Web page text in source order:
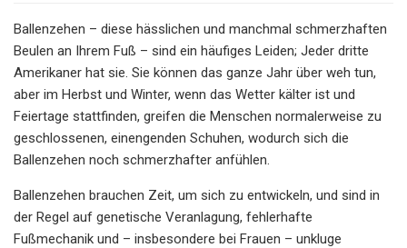
Ballenzehen – diese hässlichen und manchmal schmerzhaften
Beulen an Ihrem Fuß – sind ein häufiges Leiden; Jeder dritte
Amerikaner hat sie. Sie können das ganze Jahr über weh tun,
aber im Herbst und Winter, wenn das Wetter kälter ist und
Feiertage stattfinden, greifen die Menschen normalerweise zu
geschlossenen, einengenden Schuhen, wodurch sich die
Ballenzehen noch schmerzhafter anfühlen.
Ballenzehen brauchen Zeit, um sich zu entwickeln, und sind in
der Regel auf genetische Veranlagung, fehlerhafte
Fußmechanik und – insbesondere bei Frauen – unkluge